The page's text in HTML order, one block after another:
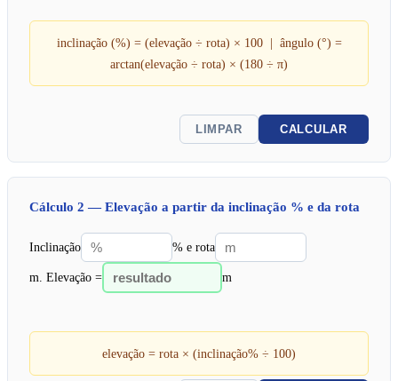
inclinação (%) = (elevação ÷ rota) × 100 | ângulo (°) =
arctan(elevação ÷ rota) × (180 ÷ π)
LIMPAR CALCULAR
Cálculo 2 — Elevação a partir da inclinação % e da rota
Inclinação % e rota
m. Elevação = m
elevação = rota × (inclinação% ÷ 100)